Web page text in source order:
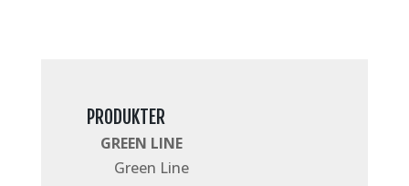
PRODUKTER
GREEN LINE
Green Line